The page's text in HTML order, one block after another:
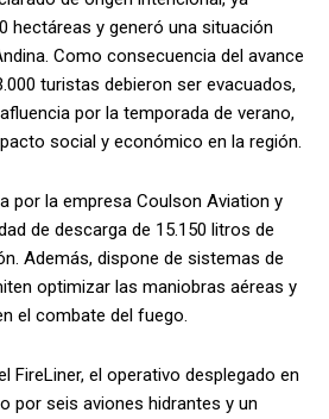
hectáreas y generó una situación
Como consecuencia del avance
turistas debieron ser evacuados,
por la temporada de verano,
social y económico en la región.
por la empresa Coulson Aviation y
de descarga de 15.150 litros de
Además, dispone de sistemas de
optimizar las maniobras aéreas y
el combate del fuego.
FireLiner, el operativo desplegado en
por seis aviones hidrantes y un